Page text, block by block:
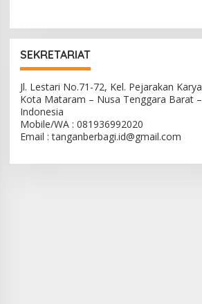
SEKRETARIAT
Jl. Lestari No.71-72, Kel. Pejarakan Karya
Kota Mataram – Nusa Tenggara Barat –
Indonesia
Mobile/WA : 081936992020
Email : tanganberbagi.id@gmail.com